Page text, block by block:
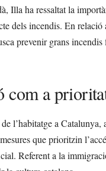
Illa ha ressaltat la
dels incendis. En
prevenir grans
com a
l’habitatge a Catalunya,
que prioritzin
Referent a la